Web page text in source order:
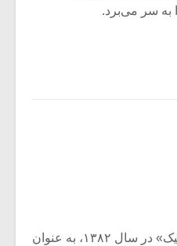
به سر می‌برد.
مجله آنلاین «گفتگوی هارمونیک» در سال ۱۳۸۲، به عنوان